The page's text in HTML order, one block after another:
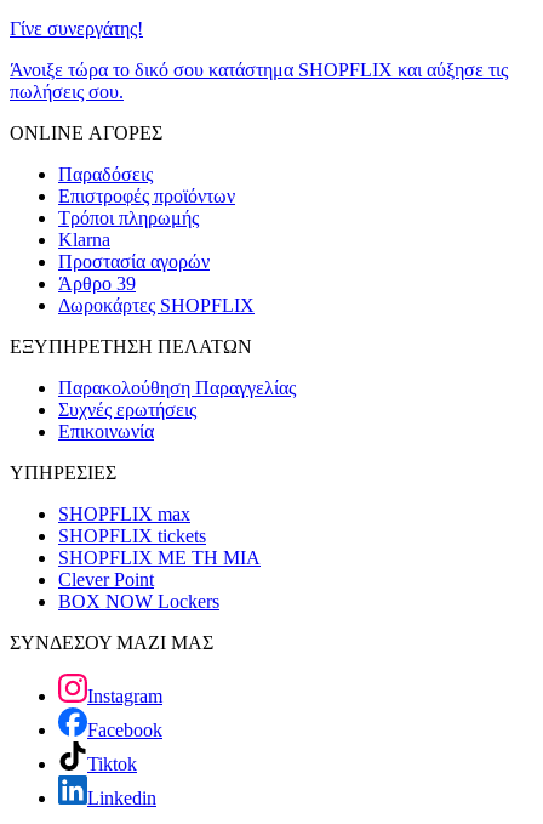
Γίνε συνεργάτης!
Άνοιξε τώρα το δικό σου κατάστημα SHOPFLIX και αύξησε τις
πωλήσεις σου.
ONLINE ΑΓΟΡΕΣ
Παραδόσεις
Επιστροφές προϊόντων
Τρόποι πληρωμής
Klarna
Προστασία αγορών
Άρθρο 39
Δωροκάρτες SHOPFLIX
ΕΞΥΠΗΡΕΤΗΣΗ ΠΕΛΑΤΩΝ
Παρακολούθηση Παραγγελίας
Συχνές ερωτήσεις
Επικοινωνία
ΥΠΗΡΕΣΙΕΣ
SHOPFLIX max
SHOPFLIX tickets
SHOPFLIX ΜΕ ΤΗ ΜΙΑ
Clever Point
BOX NOW Lockers
ΣΥΝΔΕΣΟΥ ΜΑΖΙ ΜΑΣ
Instagram
Facebook
Tiktok
Linkedin